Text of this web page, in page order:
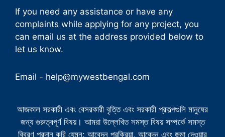
If you need any assistance or have any
complaints while applying for any project, you
can email us at the address provided below to
let us know.
Email - help@mywestbengal.com
আজকাল সরকারী এবং বেসরকারী বৃত্তি এবং সরকারী প্রকল্পগুলি মানুষের
জন্য গুরুত্বপূর্ণ বিষয়। আমরা উল্লেখিত সমস্ত বিষয় সম্পর্কে সমস্ত
বিবরণ প্রদান করি যেমন: আবেদন প্রক্রিয়া, আবেদন এবং জমা দেওয়ার